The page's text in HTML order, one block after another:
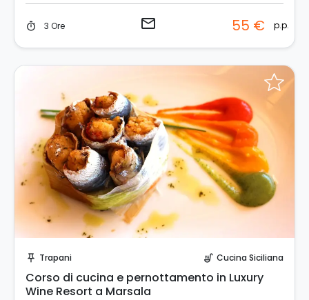
timer 3 Ore email 55 € p.p.
push_pin Trapani soup_kitchen Cucina Siciliana
Corso di cucina e pernottamento in Luxury
Wine Resort a Marsala